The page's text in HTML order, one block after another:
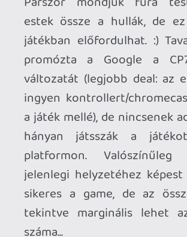
helyzet, mint a 2019-es eredeti
megjelenéskor: ott a Founder's Edition
$129-os ára mellé járt 3 hónapos
előfizetés akkor kb. semmire nem volt jó,
a most már ingyenes Destiny 2 mellé még
a Samurai Showdown volt csak elérhető...
Kérdés még, hogy milyen plusz dolgokat
kínál a Stadia a leendő felhasználóinak.
Szerintem a legjobb feature az instant
elérés, bombajó volt vásárlás után 1
perccel nyomni a Cyberpunk-ot (bye-bye
sok gigás install-ok!). Pozitívum még,
hogy az Ubisoft+ szolgáltatás
összekapcsolható a Stadiával,
remélhetőleg jön majd az EA Play is
valamikor. Viszont emellett nem sok